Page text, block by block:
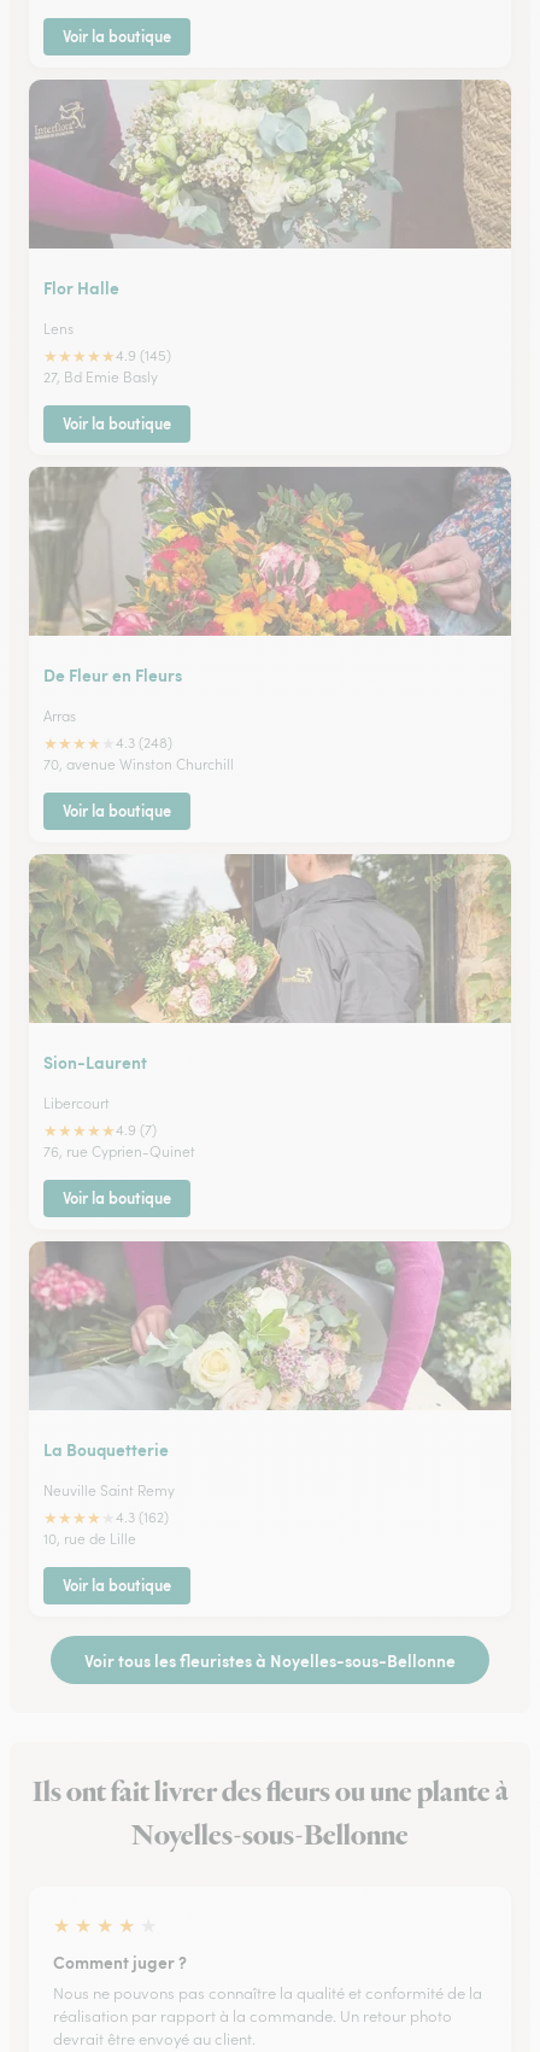
Voir la boutique
Flor Halle
Lens
★★★★★4.9 (145)
27, Bd Emie Basly
Voir la boutique
De Fleur en Fleurs
Arras
★★★★
4.3 (248)
70, avenue Winston Churchill
Voir la boutique
Sion-Laurent
Libercourt
★★★★★4.9 (7)
76, rue Cyprien-Quinet
Voir la boutique
La Bouquetterie
Neuville Saint Remy
★★★★
4.3 (162)
10, rue de Lille
Voir la boutique
Voir tous les fleuristes à Noyelles-sous-Bellonne
Ils ont fait livrer des fleurs ou une plante à
Noyelles-sous-Bellonne
★ ★ ★ ★
Comment juger ?
Nous ne pouvons pas connaître la qualité et conformité de la
réalisation par rapport à la commande. Un retour photo
devrait être envoyé au client.